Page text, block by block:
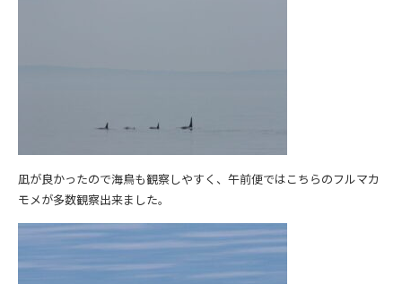
凪が良かったので海鳥も観察しやすく、午前便ではこちらのフルマカ
モメが多数観察出来ました。